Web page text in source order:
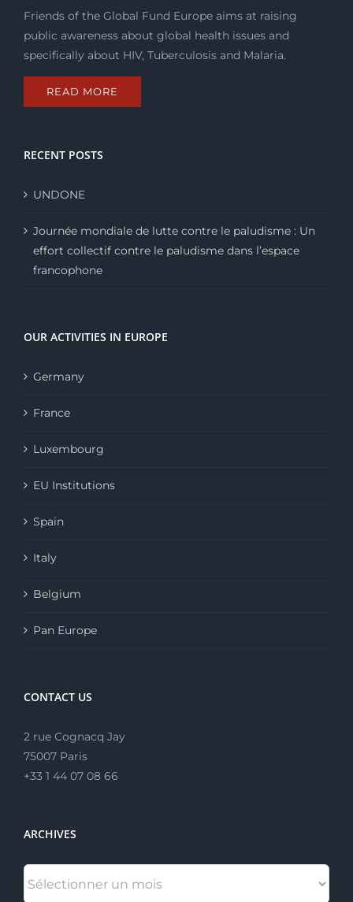
Friends of the Global Fund Europe aims at raising
public awareness about global health issues and
specifically about HIV, Tuberculosis and Malaria.
READ MORE
RECENT POSTS
UNDONE
Journée mondiale de lutte contre le paludisme : Un
effort collectif contre le paludisme dans l’espace
francophone
OUR ACTIVITIES IN EUROPE
Germany
France
Luxembourg
EU Institutions
Spain
Italy
Belgium
Pan Europe
CONTACT US
2 rue Cognacq Jay
75007 Paris
+33 1 44 07 08 66
ARCHIVES
ARCHIVES